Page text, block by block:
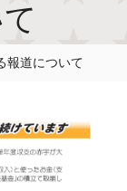
報道について